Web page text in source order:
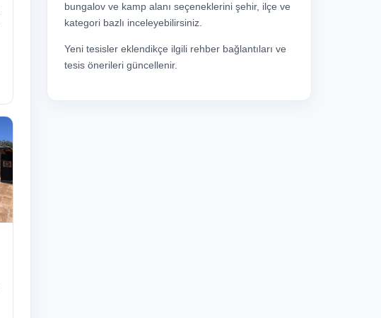
bungalov ve kamp alanı seçeneklerini şehir, ilçe ve
kategori bazlı inceleyebilirsiniz.
Yeni tesisler eklendikçe ilgili rehber bağlantıları ve
tesis önerileri güncellenir.